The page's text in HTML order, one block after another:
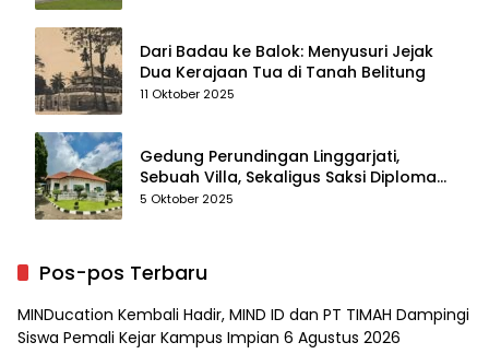
Dari Badau ke Balok: Menyusuri Jejak
Dua Kerajaan Tua di Tanah Belitung
11 Oktober 2025
Gedung Perundingan Linggarjati,
Sebuah Villa, Sekaligus Saksi Diplomasi
yang Mengubah Arah Bangsa
5 Oktober 2025
Pos-pos Terbaru
MINDucation Kembali Hadir, MIND ID dan PT TIMAH Dampingi
Siswa Pemali Kejar Kampus Impian 6 Agustus 2026